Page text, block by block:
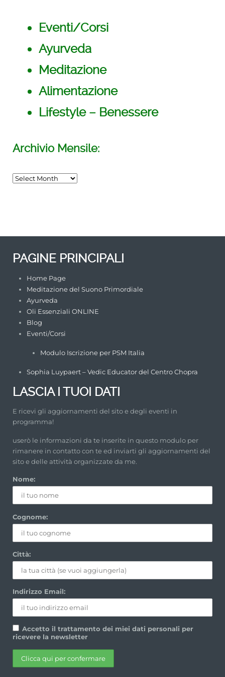
con Deepak
INCONTRO di MEDITAZIONE del
Eventi/Corsi
Ayurveda
Meditazione
Alimentazione
Lifestyle – Benessere
Archivio Mensile:
PAGINE PRINCIPALI
Home Page
Meditazione del Suono Primordiale
Ayurveda
Oli Essenziali ONLINE
Blog
Eventi/Corsi
Modulo Iscrizione per PSM Italia
Sophia Luypaert – Vedic Educator del Centro Chopra
LASCIA I TUOI DATI
E ricevi gli aggiornamenti del sito e degli eventi in
programma!
userò le informazioni da te inserite in questo modulo per
rimanere in contatto con te ed inviarti gli aggiornamenti del
sito e delle attività organizzate da me.
Nome:
Cognome:
Città:
Indirizzo Email:
Accetto il trattamento dei miei dati personali per
ricevere la newsletter